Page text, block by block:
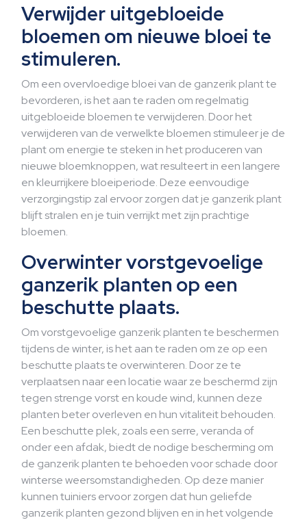
Verwijder uitgebloeide
bloemen om nieuwe bloei te
stimuleren.
Om een overvloedige bloei van de ganzerik plant te
bevorderen, is het aan te raden om regelmatig
uitgebloeide bloemen te verwijderen. Door het
verwijderen van de verwelkte bloemen stimuleer je de
plant om energie te steken in het produceren van
nieuwe bloemknoppen, wat resulteert in een langere
en kleurrijkere bloeiperiode. Deze eenvoudige
verzorgingstip zal ervoor zorgen dat je ganzerik plant
blijft stralen en je tuin verrijkt met zijn prachtige
bloemen.
Overwinter vorstgevoelige
ganzerik planten op een
beschutte plaats.
Om vorstgevoelige ganzerik planten te beschermen
tijdens de winter, is het aan te raden om ze op een
beschutte plaats te overwinteren. Door ze te
verplaatsen naar een locatie waar ze beschermd zijn
tegen strenge vorst en koude wind, kunnen deze
planten beter overleven en hun vitaliteit behouden.
Een beschutte plek, zoals een serre, veranda of
onder een afdak, biedt de nodige bescherming om
de ganzerik planten te behoeden voor schade door
winterse weersomstandigheden. Op deze manier
kunnen tuiniers ervoor zorgen dat hun geliefde
ganzerik planten gezond blijven en in het volgende